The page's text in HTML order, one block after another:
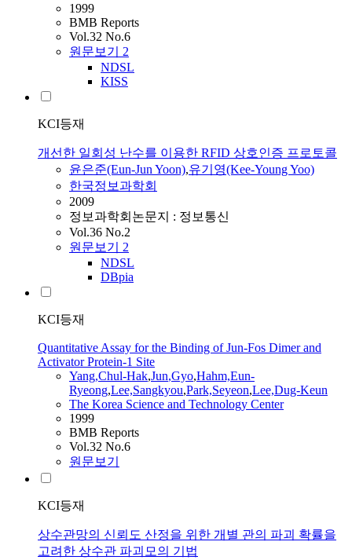
1999
BMB Reports
Vol.32 No.6
원문보기 2
NDSL
KISS
KCI등재
개선한 일회성 난수를 이용한 RFID 상호인증 프로토콜
윤은준(Eun-JunYoon),유기영(Kee-Young Yoo)
한국정보과학회
2009
정보과학회논문지 : 정보통신
Vol.36 No.2
원문보기 2
NDSL
DBpia
KCI등재
Quantitative Assay for the Binding of Jun-Fos Dimer and
Activator Protein-1 Site
Yang,Chul-Hak,Jun,Gyo,Hahm,Eun-
Ryeong,Lee,Sangkyou,Park,Seyeon,Lee,Dug-Keun
The Korea Science and Technology Center
1999
BMB Reports
Vol.32 No.6
원문보기
KCI등재
상수관망의 신뢰도 산정을 위한 개별 관의 파괴 확률을
고려한 상수관 파괴모의 기법